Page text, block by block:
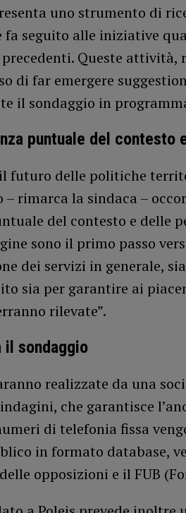
uno strumento di
seguito alle iniziative
Queste attività,
di far emergere
il sondaggio in
puntuale del contesto
futuro delle politiche
– rimarca la sindaca –
del contesto e delle
sono il primo passo
dei servizi in generale,
sia per garantire ai
rilevate”.
il sondaggio
realizzate da una
che garantisce
di telefonia fissa
in formato database,
opposizioni e il FUB